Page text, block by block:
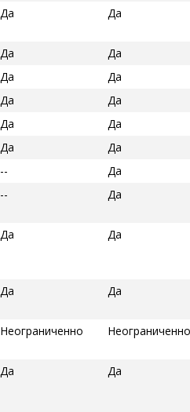
Да Да
Да
Да
Да
Да
Да
Да
Да
Да
Да
Да
--
Да
-- Да
Да Да
Да Да
Неограниченно Неограниченно
Да Да